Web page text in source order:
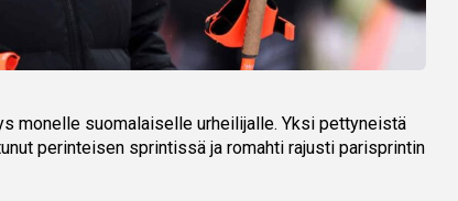
monelle suomalaiselle urheilijalle. Yksi pettyneistä
perinteisen sprintissä ja romahti rajusti parisprintin